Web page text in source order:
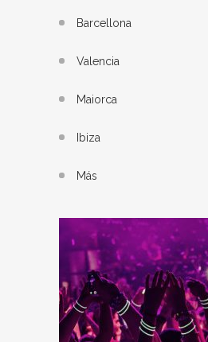
Barcellona
Valencia
Maiorca
Ibiza
Más